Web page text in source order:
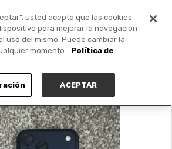
PUBLICA GRATIS +
usted acepta que las cookies
para mejorar la navegación
uso del mismo. Puede cambiar la
momento.
Política de
ACEPTAR